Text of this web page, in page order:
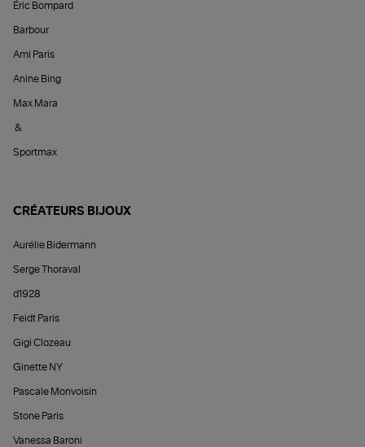
Éric Bompard
Barbour
Ami Paris
Anine Bing
Max Mara
&
Sportmax
CRÉATEURS BIJOUX
Aurélie Bidermann
Serge Thoraval
d1928
Feidt Paris
Gigi Clozeau
Ginette NY
Pascale Monvoisin
Stone Paris
Vanessa Baroni